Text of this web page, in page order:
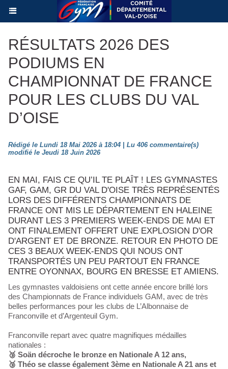
RÉSULTATS 2026 DES
PODIUMS EN
CHAMPIONNAT DE FRANCE
POUR LES CLUBS DU VAL
D’OISE
Rédigé le Lundi 18 Mai 2026 à 18:04 | Lu 406 commentaire(s)
modifié le Jeudi 18 Juin 2026
EN MAI, FAIS CE QU’IL TE PLAÎT ! LES GYMNASTES
GAF, GAM, GR DU VAL D'OISE TRÈS REPRÉSENTÉS
LORS DES DIFFÉRENTS CHAMPIONNATS DE
FRANCE ONT MIS LE DÉPARTEMENT EN HALEINE
DURANT LES 3 PREMIERS WEEK-ENDS DE MAI ET
ONT FINALEMENT OFFERT UNE EXPLOSION D'OR
D'ARGENT ET DE BRONZE. RETOUR EN PHOTO DE
CES 3 BEAUX WEEK-ENDS QUI NOUS ONT
TRANSPORTÉS UN PEU PARTOUT EN FRANCE
ENTRE OYONNAX, BOURG EN BRESSE ET AMIENS.
Les gymnastes valdoisiens ont cette année encore brillé lors
des Championnats de France individuels GAM, avec de très
belles performances pour les clubs de L’Albonnaise de
Franconville et d’Argenteuil Gym.
Franconville repart avec quatre magnifiques médailles
nationales :
🥉 Soän décroche le bronze en Nationale A 12 ans,
🥉 Théo se classe également 3ème en Nationale A 21 ans et